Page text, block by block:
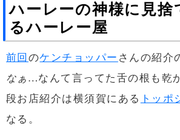
ハーレーの神様に見捨
るハーレー屋
前回 のケンチョッパー さんの紹介
なぁ…なんて言ってた舌の根も乾
段お店紹介は横須賀にある トッポ
なる。